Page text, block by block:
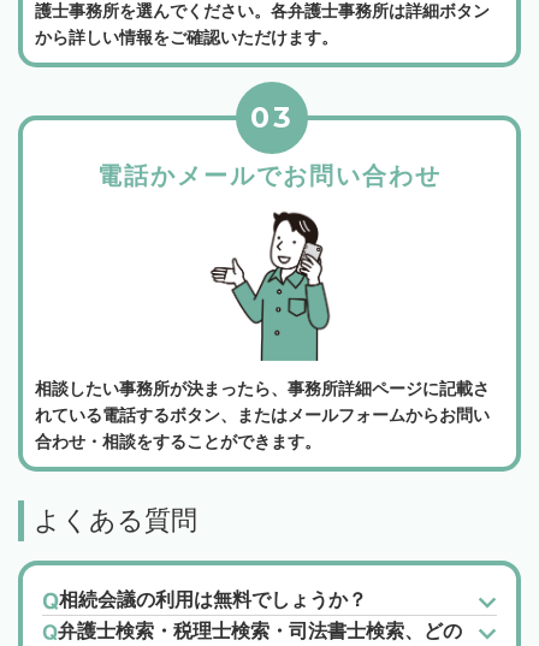
護士事務所を選んでください。各弁護士事務所は詳細ボタン
から詳しい情報をご確認いただけます。
電話かメールでお問い合わせ
03
相談したい事務所が決まったら、事務所詳細ページに記載さ
れている電話するボタン、またはメールフォームからお問い
合わせ・相談をすることができます。
よくある質問
相続会議の利用は無料でしょうか？
弁護士検索・税理士検索・司法書士検索、どの